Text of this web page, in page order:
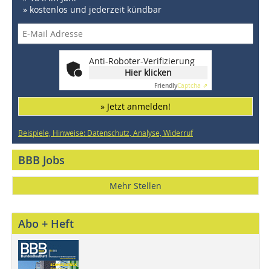
» kostenlos und jederzeit kündbar
Anti-Roboter-Verifizierung
Hier klicken
FriendlyCaptcha ⇗
» Jetzt anmelden!
Beispiele, Hinweise: Datenschutz, Analyse, Widerruf
BBB Jobs
Mehr Stellen
Abo + Heft